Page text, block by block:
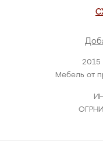
2015
Мебель от